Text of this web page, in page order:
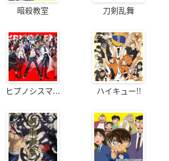
暗殺教室 刀剣乱舞
ヒプノシスマ... ハイキュー!!